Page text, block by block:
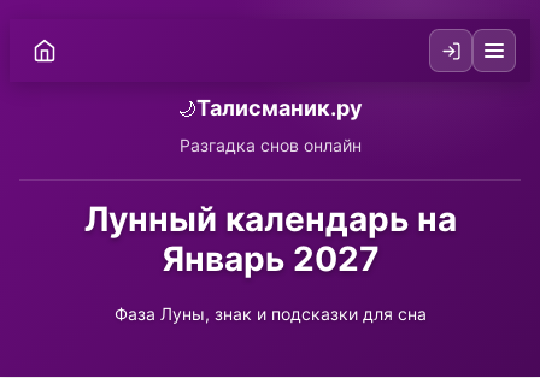
🌙Талисманик.ру
Разгадка снов онлайн
Лунный календарь на
Январь 2027
Фаза Луны, знак и подсказки для сна